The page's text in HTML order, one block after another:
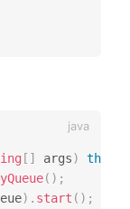
[ ] args)
throws
( ) ;
) . start ( ) ;